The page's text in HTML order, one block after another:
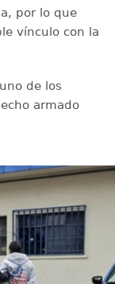
por lo que
vínculo con la
de los
armado